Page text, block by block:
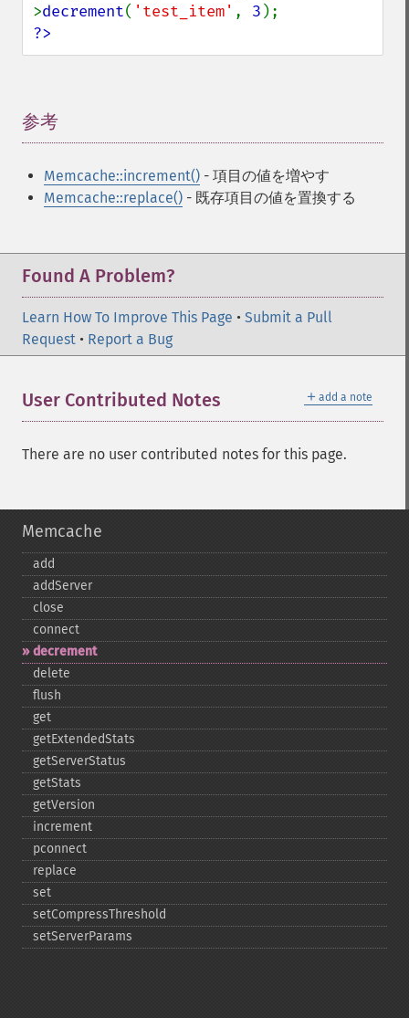
>decrement( 'test_item' , 3
?>
参考
Memcache::increment() - 項目の値を増やす
Memcache::replace() - 既存項目の値を置換する
Found A Problem?
Learn How To Improve This Page • Submit a Pull
Request • Report a Bug
＋ add a note
User Contributed Notes
There are no user contributed notes for this page.
Memcache
add
addServer
close
connect
decrement
delete
flush
get
getExtendedStats
getServerStatus
getStats
getVersion
increment
pconnect
replace
set
setCompressThreshold
setServerParams